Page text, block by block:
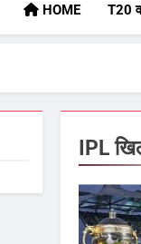
HOME T20
IPL